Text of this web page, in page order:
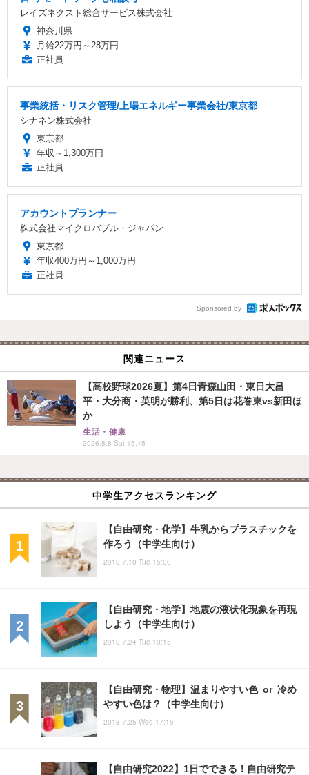
レイズネクスト総合サービス株式会社
神奈川県
月給22万円～28万円
正社員
事業統括・リスク管理/上場エネルギー事業会社/東京都
シナネン株式会社
東京都
年収～1,300万円
正社員
アカウントプランナー
株式会社マイクロバブル・ジャパン
東京都
年収400万円～1,000万円
正社員
Sponsored by
関連ニュース
【高校野球2026夏】第4日青森山田・東日大昌
平・大分商・英明が勝利、第5日は花巻東vs新田ほ
か
生活・健康
2026.8.8 Sat 15:15
中学生アクセスランキング
【自由研究・化学】牛乳からプラスチックを
作ろう（中学生向け）
2018.7.10 Tue 15:00
【自由研究・地学】地震の液状化現象を再現
しよう（中学生向け）
2018.7.24 Tue 10:15
【自由研究・物理】温まりやすい色 or 冷め
やすい色は？（中学生向け）
2018.7.25 Wed 17:15
【自由研究2022】1日でできる！自由研究テ